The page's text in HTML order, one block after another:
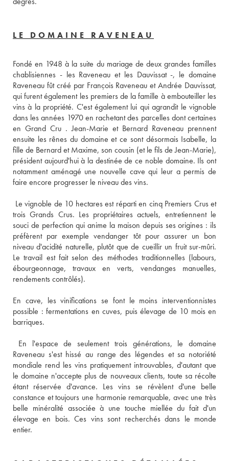
LE DOMAINE RAVENEAU
Fondé en 1948 à la suite du mariage de deux grandes familles
chablisiennes - les Raveneau et les Dauvissat -, le domaine
Raveneau fût créé par François Raveneau et Andrée Dauvissat,
qui furent également les premiers de la famille à embouteiller les
vins à la propriété. C'est également lui qui agrandit le vignoble
dans les années 1970 en rachetant des parcelles dont certaines
en Grand Cru . Jean-Marie et Bernard Raveneau prennent
ensuite les rênes du domaine et ce sont désormais Isabelle, la
fille de Bernard et Maxime, son cousin (et le fils de Jean-Marie),
président aujourd'hui à la destinée de ce noble domaine. Ils ont
notamment aménagé une nouvelle cave qui leur a permis de
faire encore progresser le niveau des vins.
Le vignoble de 10 hectares est réparti en cinq Premiers Crus et
trois Grands Crus. Les propriétaires actuels, entretiennent le
souci de perfection qui anime la maison depuis ses origines : ils
préfèrent par exemple vendanger tôt pour assurer un bon
niveau d'acidité naturelle, plutôt que de cueillir un fruit sur-mûri.
Le travail est fait selon des méthodes traditionnelles (labours,
ébourgeonnage, travaux en verts, vendanges manuelles,
rendements contrôlés).
En cave, les vinifications se font le moins interventionnistes
possible : fermentations en cuves, puis élevage de 10 mois en
barriques.
En l'espace de seulement trois générations, le domaine
Raveneau s'est hissé au range des légendes et sa notoriété
mondiale rend les vins pratiquement introuvables, d'autant que
le domaine n'accepte plus de nouveaux clients, toute sa récolte
étant réservée d'avance. Les vins se révèlent d'une belle
constance et toujours une harmonie remarquable, avec une très
belle minéralité associée à une touche miellée du fait d'un
élevage en bois. Ces vins sont recherchés dans le monde
entier.